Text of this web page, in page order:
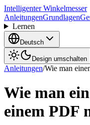
Intelligenter Winkelmesser
AnleitungenGrundlagen
Lernen
Deutsch
Design umschalten
Anleitungen/Wie man
Wie man
einem PDF